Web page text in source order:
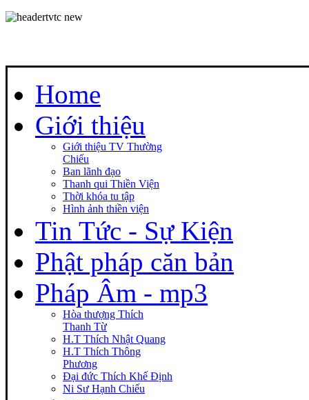
Home
Giới thiệu
Giới thiệu TV Thường
Chiếu
Ban lãnh đạo
Thanh qui Thiền Viện
Thời khóa tu tập
Hình ảnh thiền viện
Tin Tức - Sự Kiện
Phật pháp căn bản
Pháp Âm - mp3
Hòa thượng Thích
Thanh Từ
H.T Thích Nhật Quang
H.T Thích Thông
Phương
Đại đức Thích Khế Định
Ni Sư Hạnh Chiếu